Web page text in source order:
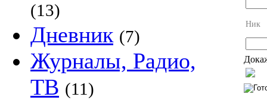
(13)
Дневник (7)
Журналы, Радио,
ТВ (11)
Ник